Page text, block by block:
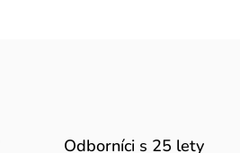
Odborníci s 25 lety